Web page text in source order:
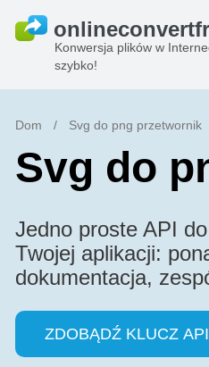
Konwersja plików w
szybko!
Dom / Svg do png przetwornik
Svg do
Jedno proste API
Twojej aplikacji:
dokumentacja,
ZDOBĄDŹ KLUCZ API